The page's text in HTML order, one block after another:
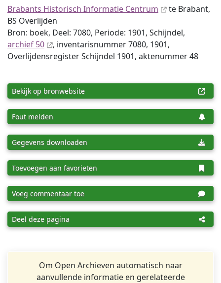
Brabants Historisch Informatie Centrum
te Brabant,
BS Overlijden
Bron: boek, Deel: 7080, Periode: 1901, Schijndel,
archief 50
, inventaris­num­mer 7080, 1901,
Overlijdensregister Schijndel 1901, aktenummer 48
Bekijk op bronwebsite
Fout melden
Gegevens downloaden
Toevoegen aan favorieten
Voeg commentaar toe
Deel deze pagina
Om Open Archieven automatisch naar
aanvullende informatie en gerelateerde